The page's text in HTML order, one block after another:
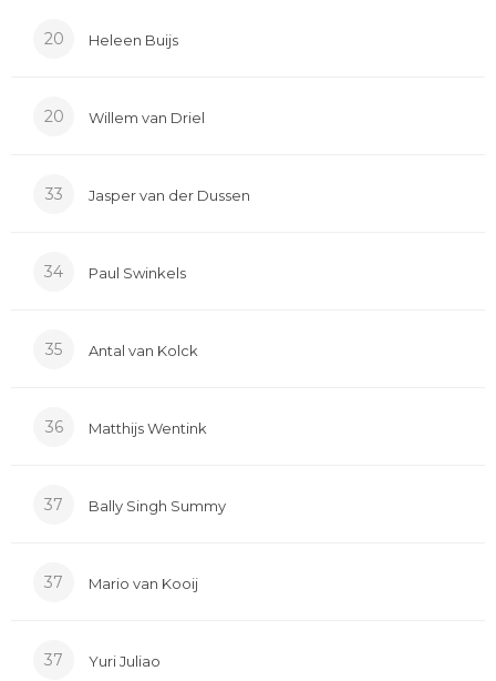
20 Heleen Buijs
20 Willem van Driel
33 Jasper van der Dussen
34 Paul Swinkels
35 Antal van Kolck
36 Matthijs Wentink
37 Bally Singh Summy
37 Mario van Kooij
37 Yuri Juliao